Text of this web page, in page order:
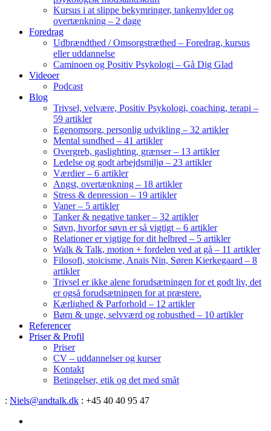
Kursus i at slippe bekymringer, tankemylder og
overtænkning – 2 dage
Foredrag
Udbrændthed / Omsorgstræthed – Foredrag, kursus
eller uddannelse
Caminoen og Positiv Psykologi – Gå Dig Glad
Videoer
Podcast
Blog
Trivsel, velvære, Positiv Psykologi, coaching, terapi –
59 artikler
Egenomsorg, personlig udvikling – 32 artikler
Mental sundhed – 41 artikler
Overgreb, gaslighting, grænser – 13 artikler
Ledelse og godt arbejdsmiljø – 23 artikler
Værdier – 6 artikler
Angst, overtænkning – 18 artikler
Stress & depression – 19 artikler
Vaner – 5 artikler
Tanker & negative tanker – 32 artikler
Søvn, hvorfor søvn er så vigtigt – 6 artikler
Relationer er vigtige for dit helbred – 5 artikler
Walk & Talk, motion + fordelen ved at gå – 11 artikler
Filosofi, stoicisme, Anaïs Nin, Søren Kierkegaard – 8
artikler
Trivsel er ikke alene forudsætningen for et godt liv, det
er også forudsætningen for at præstere.
Kærlighed & Parforhold – 12 artikler
Børn & unge, selvværd og robusthed – 10 artikler
Referencer
Priser & Profil
Priser
CV – uddannelser og kurser
Kontakt
Betingelser, etik og det med småt
: Niels@andtalk.dk : +45 40 40 95 47